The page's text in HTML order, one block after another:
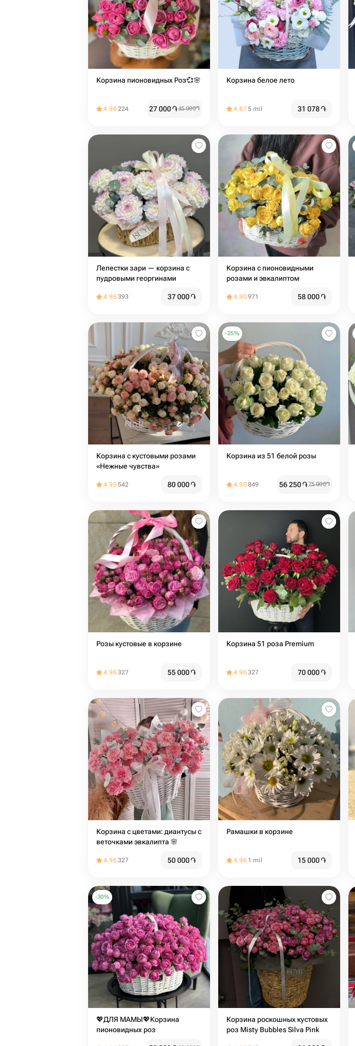
Корзина пионовидных Роз💞🌸
4.96224 27 000֏45 000֏
Корзина белое лето
4.875 mil 31 078֏
Лепестки зари — корзина с
пудровыми георгинами
4.96393 37 000֏
Корзина с пионовидными
розами и эвкалиптом
4.90971 58 000֏
Корзина с кустовыми розами
«Нежные чувства»
4.95542 80 000֏
-25%
Корзина из 51 белой розы
4.90849 56 250֏75 000֏
Розы кустовые в корзине
4.96327 55 000֏
Корзина 51 роза Premium
4.96327 70 000֏
Корзина с цветами: диантусы с
веточками эвкалипта 🌸
4.96327 50 000֏
Рамашки в корзине
4.96 1 mil 15 000֏
-30%
💖ДЛЯ МАМЫ💖Корзина
пионовидных роз
Корзина роскошных кустовых
роз Misty Bubbles Silva Pink